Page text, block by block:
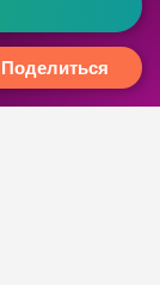
Поделиться